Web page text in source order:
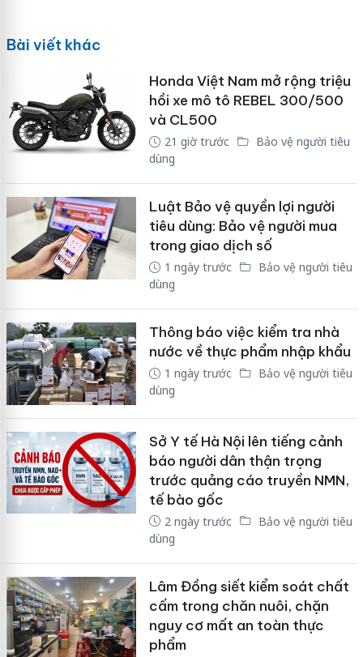
Bài viết khác
Honda Việt Nam mở rộng triệu
hồi xe mô tô REBEL 300/500
và CL500
21 giờ trước
Bảo vệ người tiêu
dùng
Luật Bảo vệ quyền lợi người
tiêu dùng: Bảo vệ người mua
trong giao dịch số
1 ngày trước
Bảo vệ người tiêu
dùng
Thông báo việc kiểm tra nhà
nước về thực phẩm nhập khẩu
1 ngày trước
Bảo vệ người tiêu
dùng
Sở Y tế Hà Nội lên tiếng cảnh
báo người dân thận trọng
trước quảng cáo truyền NMN,
tế bào gốc
2 ngày trước
Bảo vệ người tiêu
dùng
Lâm Đồng siết kiểm soát chất
cấm trong chăn nuôi, chặn
nguy cơ mất an toàn thực
phẩm